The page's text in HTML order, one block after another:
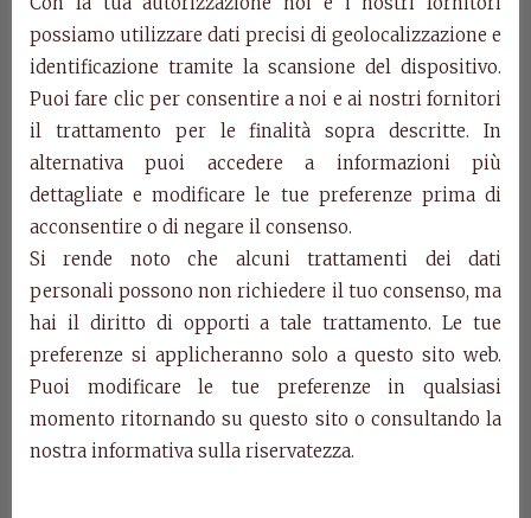
Dresser Mikonos
possiamo utilizzare dati precisi di geolocalizzazione e
identificazione tramite la scansione del dispositivo.
Puoi fare clic per consentire a noi e ai nostri fornitori
il trattamento per le finalità sopra descritte. In
alternativa puoi accedere a informazioni più
dettagliate e modificare le tue preferenze prima di
acconsentire o di negare il consenso.
Si rende noto che alcuni trattamenti dei dati
personali possono non richiedere il tuo consenso, ma
hai il diritto di opporti a tale trattamento. Le tue
preferenze si applicheranno solo a questo sito web.
Puoi modificare le tue preferenze in qualsiasi
momento ritornando su questo sito o consultando la
nostra informativa sulla riservatezza.